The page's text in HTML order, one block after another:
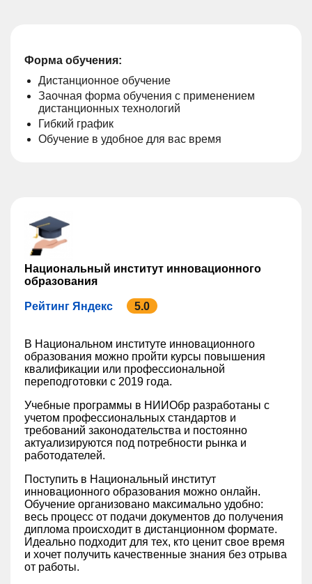
Форма обучения:
Дистанционное обучение
Заочная форма обучения с применением
дистанционных технологий
Гибкий график
Обучение в удобное для вас время
Национальный институт инновационного
образования
Рейтинг Яндекс 5.0
В Национальном институте инновационного
образования можно пройти курсы повышения
квалификации или профессиональной
переподготовки с 2019 года.
Учебные программы в НИИОбр разработаны с
учетом профессиональных стандартов и
требований законодательства и постоянно
актуализируются под потребности рынка и
работодателей.
Поступить в Национальный институт
инновационного образования можно онлайн.
Обучение организовано максимально удобно:
весь процесс от подачи документов до получения
диплома происходит в дистанционном формате.
Идеально подходит для тех, кто ценит свое время
и хочет получить качественные знания без отрыва
от работы.